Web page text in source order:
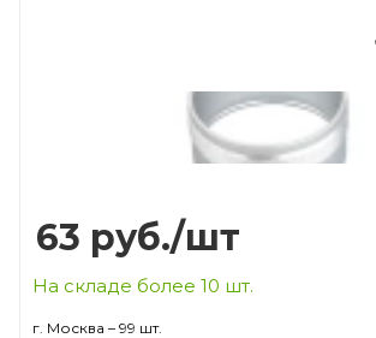
63 руб./шт
На складе более 10 шт.
г. Москва – 99 шт.